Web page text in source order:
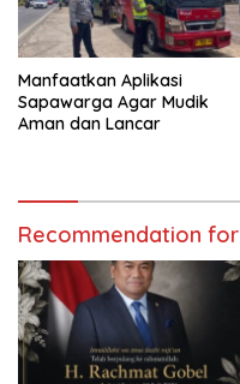
Manfaatkan Aplikasi
Sapawarga Agar Mudik
Aman dan Lancar
Recommendation for